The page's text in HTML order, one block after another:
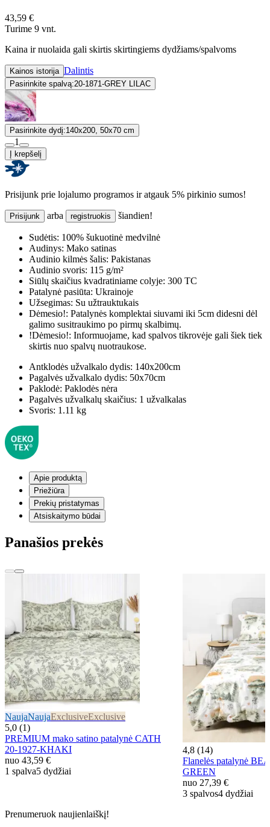
43,59 €
Turime 9 vnt.
Kaina ir nuolaida gali skirtis skirtingiems dydžiams/spalvoms
Kainos istorija Dalintis
Pasirinkite spalvą:20-1871-GREY LILAC
Pasirinkite dydį:140x200, 50x70 cm
1
Į krepšelį
Prisijunk prie lojalumo programos ir atgauk 5% pirkinio sumos!
Prisijunk arba registruokis šiandien!
Sudėtis: 100% šukuotinė medvilnė
Audinys: Mako satinas
Audinio kilmės šalis: Pakistanas
Audinio svoris: 115 g/m²
Siūlų skaičius kvadratiniame colyje: 300 TC
Patalynė pasiūta: Ukrainoje
Užsegimas: Su užtrauktukais
Dėmesio!: Patalynės komplektai siuvami iki 5cm didesni dėl
galimo susitraukimo po pirmų skalbimų.
!Dėmesio!: Informuojame, kad spalvos tikrovėje gali šiek tiek
skirtis nuo spalvų nuotraukose.
Antklodės užvalkalo dydis: 140x200cm
Pagalvės užvalkalo dydis: 50x70cm
Paklodė: Paklodės nėra
Pagalvės užvalkalų skaičius: 1 užvalkalas
Svoris: 1.11 kg
Apie produktą
Priežiūra
Prekių pristatymas
Atsiskaitymo būdai
Panašios prekės
NaujaNaujaExclusiveExclusive
5,0 (1)
PREMIUM mako satino patalynė CATH
20-1927-KHAKI
nuo 43,59 €
1 spalva5 dydžiai
4,8 (14)
Flanelės patalynė
GREEN
nuo 27,39 €
3 spalvos4 dydžiai
Prenumeruok naujienlaiškį!